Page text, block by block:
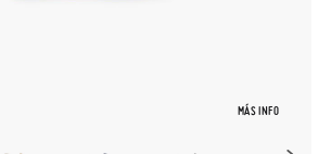
MÁS INFO